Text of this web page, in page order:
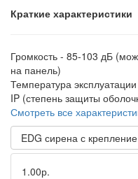
Краткие характеристики
Громкость - 85-103 дБ
на панель)
Температура
IP (степень защиты
Смотреть все
EDG сирена с
1.00р.